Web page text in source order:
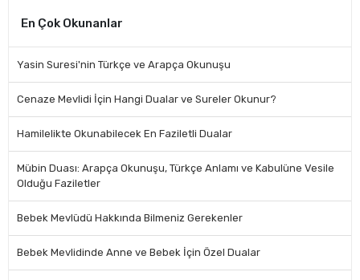
En Çok Okunanlar
Yasin Suresi'nin Türkçe ve Arapça Okunuşu
Cenaze Mevlidi İçin Hangi Dualar ve Sureler Okunur?
Hamilelikte Okunabilecek En Faziletli Dualar
Mübin Duası: Arapça Okunuşu, Türkçe Anlamı ve Kabulüne Vesile
Olduğu Faziletler
Bebek Mevlüdü Hakkında Bilmeniz Gerekenler
Bebek Mevlidinde Anne ve Bebek İçin Özel Dualar